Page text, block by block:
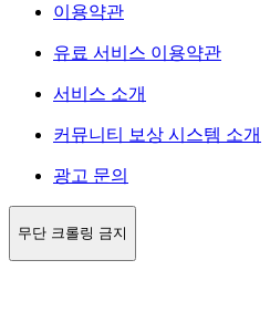
이용약관
유료 서비스 이용약관
서비스 소개
커뮤니티 보상 시스템 소개
광고 문의
무단 크롤링 금지